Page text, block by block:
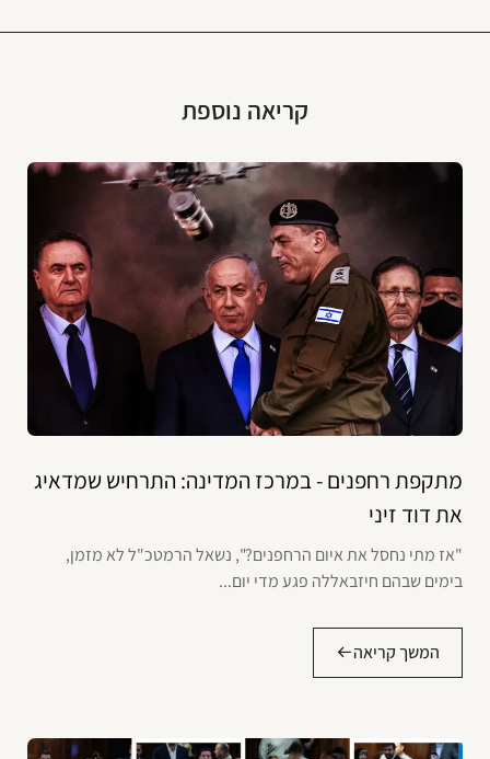
קריאה נוספת
מתקפת רחפנים - במרכז המדינה: התרחיש שמדאיג
את דוד זיני
"אז מתי נחסל את איום הרחפנים?", נשאל הרמטכ"ל לא מזמן,
בימים שבהם חיזבאללה פגע מדי יום...
המשך קריאה